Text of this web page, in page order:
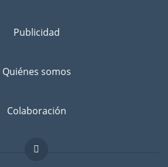
desea llevar a Yibuti de los que va a
Suscribir un seguro contra daños
Publicidad
Quiénes somos
Colaboración